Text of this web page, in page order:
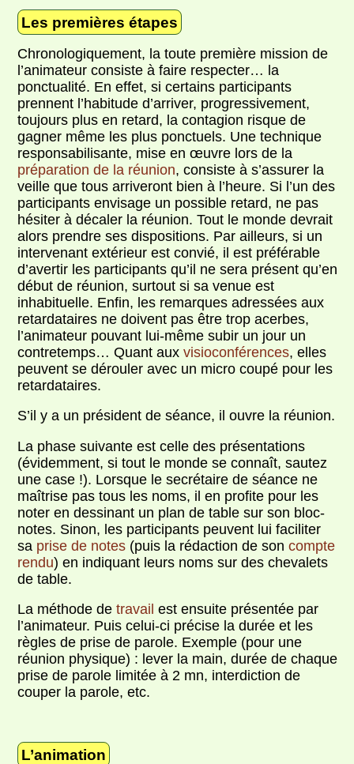
Les premières étapes
Chronologiquement, la toute première mission de
l’animateur consiste à faire respecter… la
ponctualité. En effet, si certains participants
prennent l’habitude d’arriver, progressivement,
toujours plus en retard, la contagion risque de
gagner même les plus ponctuels. Une technique
responsabilisante, mise en œuvre lors de la
préparation de la réunion, consiste à s’assurer la
veille que tous arriveront bien à l’heure. Si l’un des
participants envisage un possible retard, ne pas
hésiter à décaler la réunion. Tout le monde devrait
alors prendre ses dispositions. Par ailleurs, si un
intervenant extérieur est convié, il est préférable
d’avertir les participants qu’il ne sera présent qu’en
début de réunion, surtout si sa venue est
inhabituelle. Enfin, les remarques adressées aux
retardataires ne doivent pas être trop acerbes,
l’animateur pouvant lui-même subir un jour un
contretemps… Quant auxvisioconférences, elles
peuvent se dérouler avec un micro coupé pour les
retardataires.
S’il y a un président de séance, il ouvre la réunion.
La phase suivante est celle des présentations
(évidemment, si tout le monde se connaît, sautez
une case !). Lorsque le secrétaire de séance ne
maîtrise pas tous les noms, il en profite pour les
noter en dessinant un plan de table sur son bloc-
notes. Sinon, les participants peuvent lui faciliter
sa prise de notes (puis la rédaction de soncompte
rendu) en indiquant leurs noms sur des chevalets
de table.
La méthode detravail est ensuite présentée par
l’animateur. Puis celui-ci précise la durée et les
règles de prise de parole. Exemple (pour une
réunion physique) : lever la main, durée de chaque
prise de parole limitée à 2 mn, interdiction de
couper la parole, etc.
L’animation